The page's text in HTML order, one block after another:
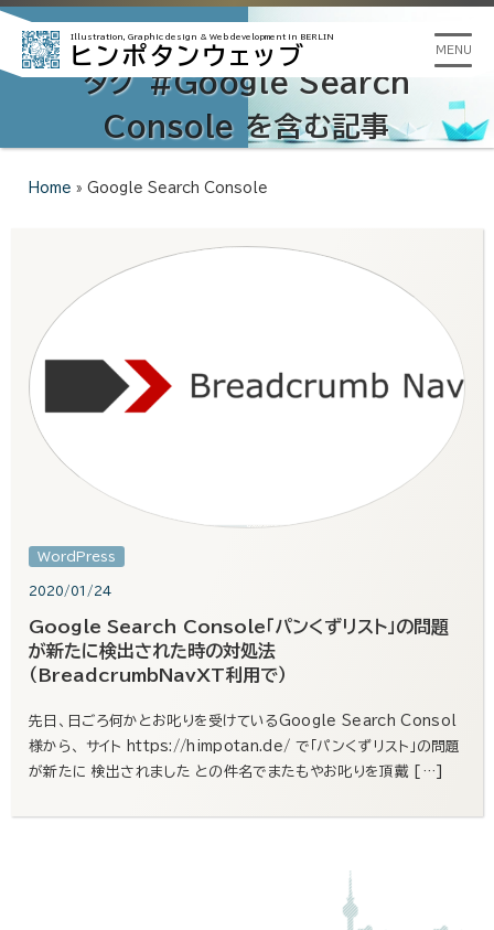
Illustration, Graphic design & Web development in BERLIN
ヒンポタンウェッブ MENU
タグ #Google Search
Console を含む記事
Home » Google Search Console
WordPress
2020/01/24
Google Search Console「パンくずリスト」の問題
が新たに検出された時の対処法
（BreadcrumbNavXT利用で）
先日、日ごろ何かとお叱りを受けているGoogle Search Consol
様から、 サイト https://himpotan.de/ で「パンくずリスト」の問題
が新たに 検出されました との件名でまたもやお叱りを頂戴 […]